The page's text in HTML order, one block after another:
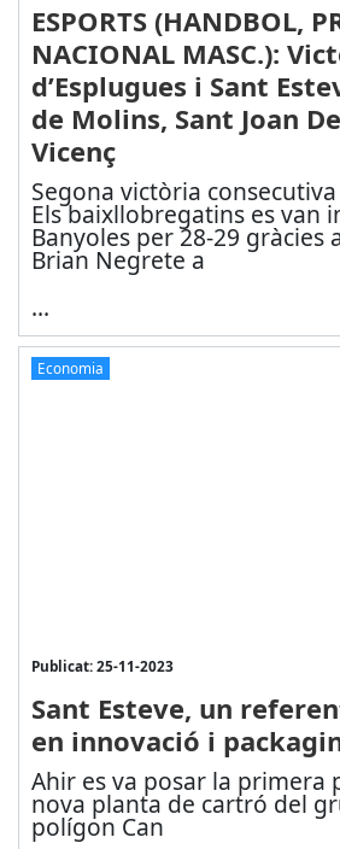
ESPORTS (HANDBOL,
NACIONAL MASC.):
d’Esplugues i Sant
de Molins, Sant Joan
Vicenç
Segona victòria consecutiva
Els baixllobregatins es van
Banyoles per 28-29 gràcies
Brian Negrete a
...
Economia
Publicat: 25-11-2023
Sant Esteve, un
en innovació i
Ahir es va posar la primera
nova planta de cartró del
polígon Can